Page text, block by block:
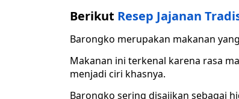
Berikut Resep Jajanan
Barongko merupakan makanan
Makanan ini terkenal karena rasa
menjadi ciri khasnya.
Barongko sering disajikan sebagai